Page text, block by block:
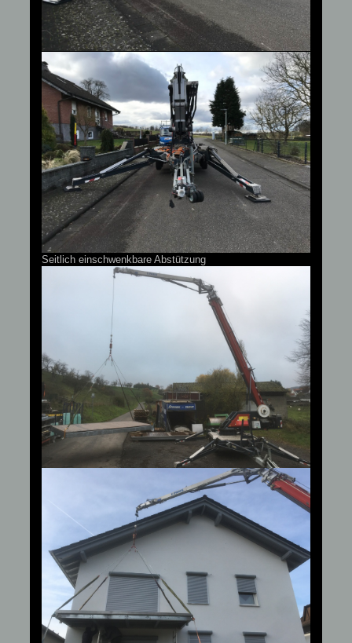
Seitlich einschwenkbare Abstützung